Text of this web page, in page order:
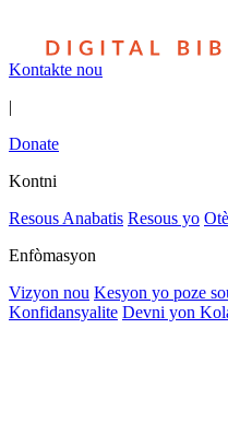
Kontakte nou
|
Donate
Kontni
Resous Anabatis Resous yo Otè
Enfòmasyon
Vizyon nou Kesyon yo poze
Konfidansyalite Devni yon